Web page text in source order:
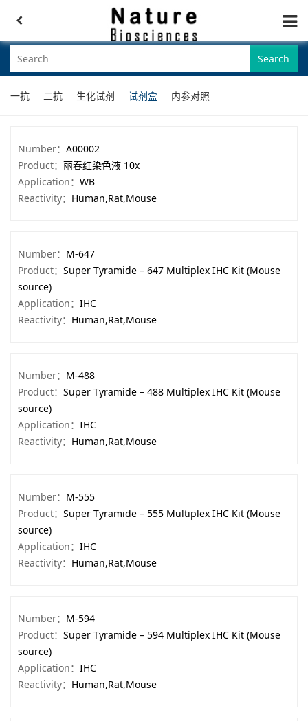
Search
一抗 二抗 生化试剂 试剂盒 内参对照
Number： A00002
Product： 丽春红染色液 10x
Application： WB
Reactivity： Human,Rat,Mouse
Number： M-647
Product： Super Tyramide – 647 Multiplex IHC Kit (Mouse
source)
Application： IHC
Reactivity： Human,Rat,Mouse
Number： M-488
Product： Super Tyramide – 488 Multiplex IHC Kit (Mouse
source)
Application： IHC
Reactivity： Human,Rat,Mouse
Number： M-555
Product： Super Tyramide – 555 Multiplex IHC Kit (Mouse
source)
Application： IHC
Reactivity： Human,Rat,Mouse
Number： M-594
Product： Super Tyramide – 594 Multiplex IHC Kit (Mouse
source)
Application： IHC
Reactivity： Human,Rat,Mouse